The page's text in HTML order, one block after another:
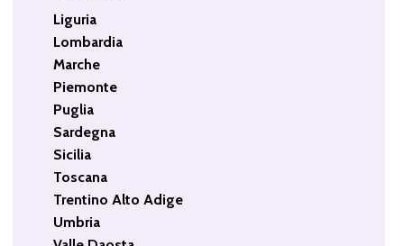
Liguria
Lombardia
Marche
Piemonte
Puglia
Sardegna
Sicilia
Toscana
Trentino Alto Adige
Umbria